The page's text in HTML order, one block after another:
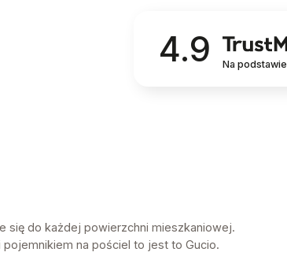
4.9 Na podstawie
się do każdej powierzchni mieszkaniowej.
pojemnikiem na pościel to jest to Gucio.